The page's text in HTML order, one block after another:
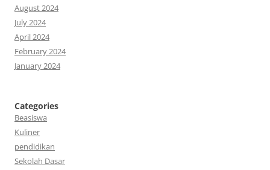
August 2024
July 2024
April 2024
February 2024
January 2024
Categories
Beasiswa
Kuliner
pendidikan
Sekolah Dasar